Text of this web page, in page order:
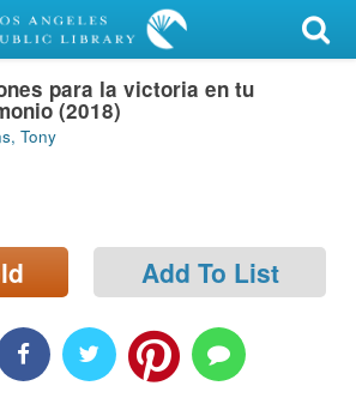
para la victoria en tu
(2018)
Tony
Add To List